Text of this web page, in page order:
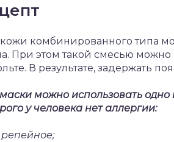
комбинированного типа
При этом такой смесью можно
В результате, задержать
можно использовать
у человека нет аллергии:
репейное;